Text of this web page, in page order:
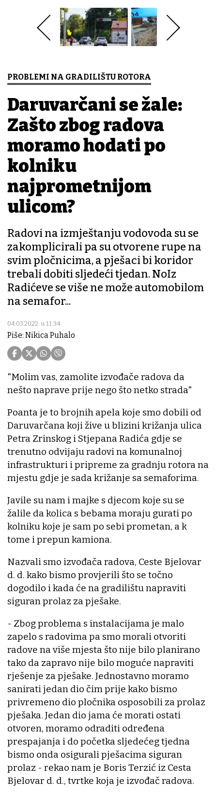
PROBLEMI NA GRADILIŠTU ROTORA
Daruvarčani se žale:
Zašto zbog radova
moramo hodati po
kolniku
najprometnijom
ulicom?
Radovi na izmještanju vodovoda su se
zakomplicirali pa su otvorene rupe na
svim pločnicima, a pješaci bi koridor
trebali dobiti sljedeći tjedan. NoIz
Radićeve se više ne može automobilom
na semafor...
04.03.2022. u 11:34
Piše: Nikica Puhalo
"Molim vas, zamolite izvođače radova da
nešto naprave prije nego što netko strada"
Poanta je to brojnih apela koje smo dobili od
Daruvarčana koji žive u blizini križanja ulica
Petra Zrinskog i Stjepana Radića gdje se
trenutno odvijaju radovi na komunalnoj
infrastrukturi i pripreme za gradnju rotora na
mjestu gdje je sada križanje sa semaforima.
Javile su nam i majke s djecom koje su se
žalile da kolica s bebama moraju gurati po
kolniku koje je sam po sebi prometan, a k
tome i prepun kamiona.
Nazvali smo izvođača radova, Ceste Bjelovar
d. d. kako bismo provjerili što se točno
dogodilo i kada će na gradilištu napraviti
siguran prolaz za pješake.
- Zbog problema s instalacijama je malo
zapelo s radovima pa smo morali otvoriti
radove na više mjesta što nije bilo planirano
tako da zapravo nije bilo moguće napraviti
rješenje za pješake. Jednostavno moramo
sanirati jedan dio čim prije kako bismo
privremeno dio pločnika osposobili za prolaz
pješaka. Jedan dio jama će morati ostati
otvoren, moramo odraditi određena
prespajanja i do početka sljedećeg tjedna
bismo onda osigurali pješacima siguran
prolaz - rekao nam je Boris Terzić iz Cesta
Bjelovar d. d., tvrtke koja je izvođač radova.